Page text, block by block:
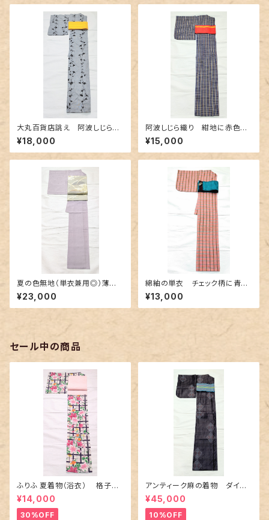
大丸百貨店誂え 阿波しじら
織 アザミ柄の注染
¥18,000
阿波しじら織り 紺地に赤色と
クリーム色の格子柄
¥15,000
夏の色無地（単衣兼用◎）薄紫
色
¥23,000
綿紬の単衣 チェック柄に青緑
の差し色
¥13,000
セール中の商品
ふりふ 夏着物（浴衣） 格子に
百合や秋草花
¥14,000
30%OFF
アンティーク麻の着物 ダイヤ
に市松柄の上布
¥45,000
10%OFF